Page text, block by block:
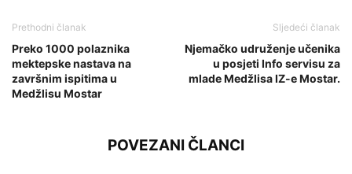
Prethodni članak
Preko 1000 polaznika
mektepske nastava na
završnim ispitima u
Medžlisu Mostar
Sljedeći članak
Njemačko udruženje učenika
u posjeti Info servisu za
mlade Medžlisa IZ-e Mostar.
POVEZANI ČLANCI